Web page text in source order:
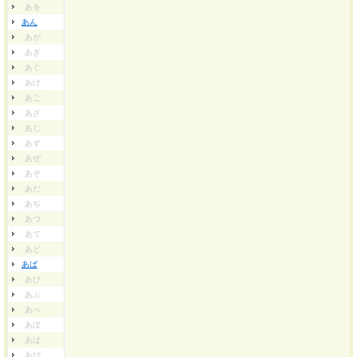
あを
あん
あが
あぎ
あぐ
あげ
あご
あざ
あじ
あず
あぜ
あぞ
あだ
あぢ
あづ
あで
あど
あば
あび
あぶ
あべ
あぼ
あぱ
あぴ